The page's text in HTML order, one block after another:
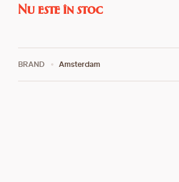
Nu este în stoc
BRAND Amsterdam